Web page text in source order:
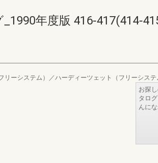
年度版 416-417(414-
ーシステム）／ハーディーツェット（フリーシステ
お探
タロ
んにな